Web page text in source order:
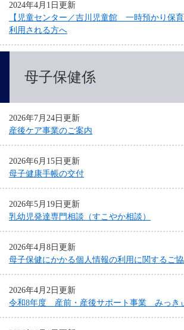
2024年4月1日更新
【児童センター／吉川児童館 一時預かり保
利用される方へ
母子保健係
2026年7月24日更新
産後ケア事業のご案内
2026年6月15日更新
母子健康手帳の交付
2026年5月19日更新
乳幼児発達専門相談（すこやか相談）
2026年4月8日更新
母子保健にかかる個人情報の利用に関するご
2026年4月2日更新
令和8年度 産前・産後サポート事業 みっき